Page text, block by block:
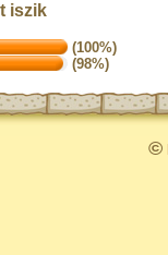
iszik
(100%)
(98%)
©